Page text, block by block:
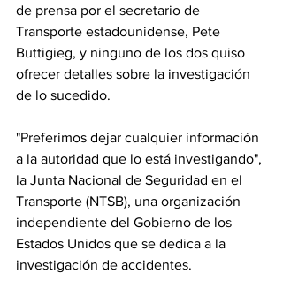
de prensa por el secretario de
Transporte estadounidense, Pete
Buttigieg, y ninguno de los dos quiso
ofrecer detalles sobre la investigación
de lo sucedido.
"Preferimos dejar cualquier información
a la autoridad que lo está investigando",
la Junta Nacional de Seguridad en el
Transporte (NTSB), una organización
independiente del Gobierno de los
Estados Unidos que se dedica a la
investigación de accidentes.